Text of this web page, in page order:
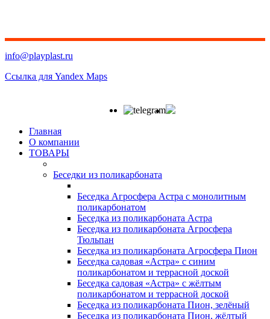
info@playplast.ru
Ссылка для Yandex Maps
Главная
О компании
ТОВАРЫ
Беседки из поликарбоната
Беседка Агросфера Астра с монолитным
поликарбонатом
Беседка из поликарбоната Астра
Беседка из поликарбоната Агросфера
Тюльпан
Беседка из поликарбоната Агросфера Пион
Беседка садовая «Астра» с синим
поликарбонатом и террасной доской
Беседка садовая «Астра» с жёлтым
поликарбонатом и террасной доской
Беседка из поликарбоната Пион, зелёный
Беседка из поликарбоната Пион, жёлтый